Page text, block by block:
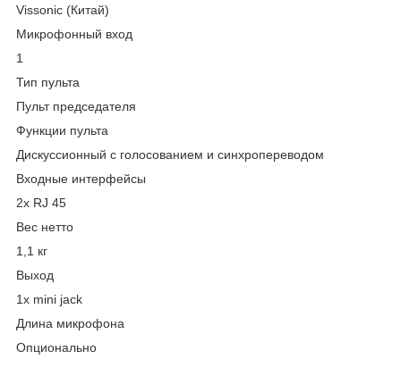
Vissonic (Китай)
Микрофонный вход
1
Тип пульта
Пульт председателя
Функции пульта
Дискуссионный c голосованием и синхропереводом
Входные интерфейсы
2х RJ 45
Вес нетто
1,1 кг
Выход
1x mini jack
Длина микрофона
Опционально